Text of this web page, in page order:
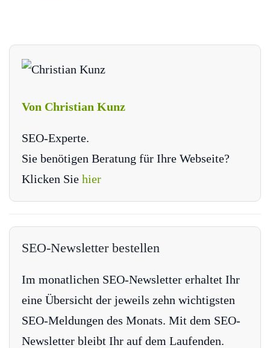
Von Christian Kunz
SEO-Experte.
Sie benötigen Beratung für Ihre Webseite?
Klicken Sie hier
SEO-Newsletter bestellen
Im monatlichen SEO-Newsletter erhaltet Ihr
eine Übersicht der jeweils zehn wichtigsten
SEO-Meldungen des Monats. Mit dem SEO-
Newsletter bleibt Ihr auf dem Laufenden.